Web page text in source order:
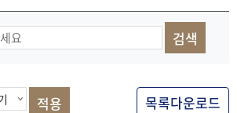
목록다운로드